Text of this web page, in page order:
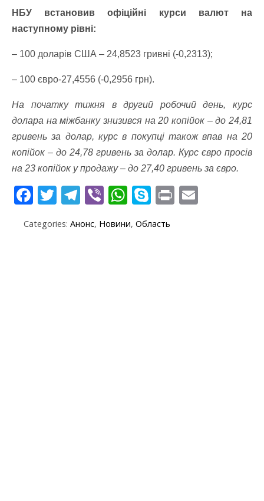
НБУ встановив офіційні курси валют на
наступному рівні:
– 100 доларів США – 24,8523 гривні (-0,2313);
– 100 євро-27,4556 (-0,2956 грн).
На початку тижня в другий робочий день, курс
долара на міжбанку знизився на 20 копійок – до 24,81
гривень за долар, курс в покупці також впав на 20
копійок – до 24,78 гривень за долар. Курс євро просів
на 23 копійок у продажу – до 27,40 гривень за євро.
F
e
T
itt
T
e
Vi
er
W
at
S
y
Pr
Categories: Анонс, Новини, Область